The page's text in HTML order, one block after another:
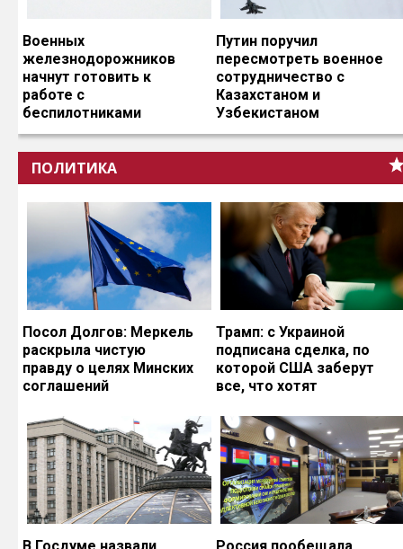
Военных
железнодорожников
начнут готовить к
работе с
беспилотниками
Путин поручил
пересмотреть военное
сотрудничество с
Казахстаном и
Узбекистаном
ПОЛИТИКА
Посол Долгов: Меркель
раскрыла чистую
правду о целях Минских
соглашений
Трамп: с Украиной
подписана сделка, по
которой США заберут
все, что хотят